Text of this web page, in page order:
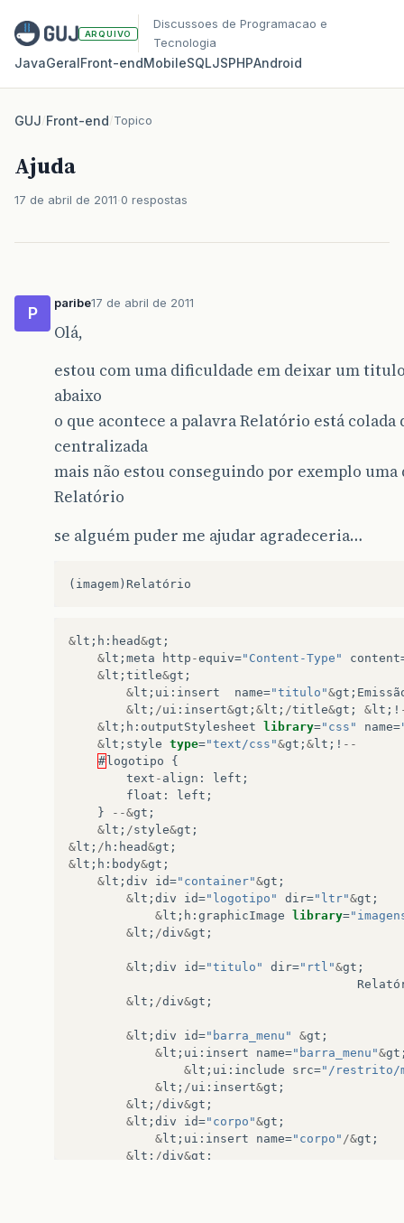
ARQUIVO
Discussoes de Programacao e
Tecnologia
JavaGeralFront‑endMobileSQLJSPHPAndroid
GUJ/Front-end/Topico
Ajuda
17 de abril de 2011 0 respostas
P
paribe17 de abril de 2011
Olá,
estou com uma dificuldade em deixar um
abaixo
o que acontece a palavra Relatório está
centralizada
mais não estou conseguindo por exemplo
Relatório
se alguém puder me ajudar agradeceria…
& lt ; h : head&gt ;
& lt ; meta http -equiv="Content-Type" content
& lt ; title&gt ;
& lt ; ui : insert name="titulo"&gt ;
& lt ; /ui : insert&gt ; & lt ; /title&gt ; & lt ;!
& lt ; h : outputStylesheet library="css" name=
& lt ; style type="text/css"&gt ; & lt ;! --
# logotipo
{
text - align : left ;
float : left ;
}
--&gt ;
& lt ; /style&gt ;
& lt ; / h : head&gt ;
& lt ; h : body&gt ;
& lt ; div id="container"&gt ;
& lt ; div id="logotipo" dir="ltr"&gt ;
& lt ; h : graphicImage library=
& lt ; /div&gt ;
& lt ; div id="titulo" dir="rtl"&gt ;
& lt ; /div&gt ;
& lt ; div id="barra_menu" &gt ;
& lt ; ui : insert name="barra_menu"&gt
& lt ; ui : include src="/restrito/
& lt ; /ui : insert&gt ;
& lt ; /div&gt ;
& lt ; div id="corpo"&gt ;
& lt ; ui : insert name="corpo" /&gt ;
& lt ; /div&gt ;